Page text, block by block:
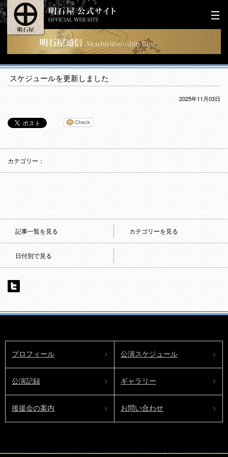
スケジュールを更新しました
2025年11月03日
カテゴリー：
記事一覧を見る カテゴリーを見る
日付別で見る
プロフィール 公演スケジュール
公演記録 ギャラリー
後援会の案内 お問い合わせ